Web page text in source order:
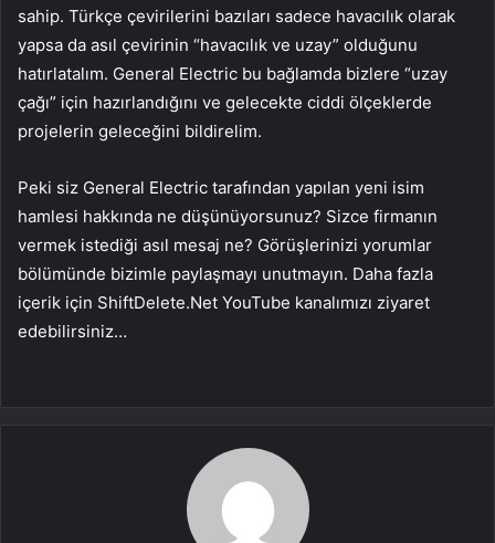
sahip. Türkçe çevirilerini bazıları sadece havacılık olarak
yapsa da asıl çevirinin “havacılık ve uzay” olduğunu
hatırlatalım. General Electric bu bağlamda bizlere “uzay
çağı” için hazırlandığını ve gelecekte ciddi ölçeklerde
projelerin geleceğini bildirelim.
Peki siz General Electric tarafından yapılan yeni isim
hamlesi hakkında ne düşünüyorsunuz? Sizce firmanın
vermek istediği asıl mesaj ne? Görüşlerinizi yorumlar
bölümünde bizimle paylaşmayı unutmayın. Daha fazla
içerik için ShiftDelete.Net YouTube kanalımızı ziyaret
edebilirsiniz…